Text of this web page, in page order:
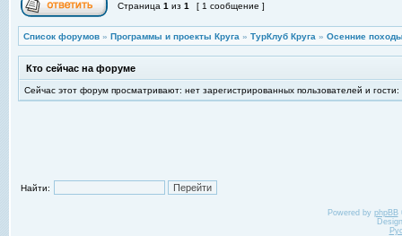
Страница 1 из 1 [ 1 сообщение ]
Список форумов » Программы и проекты Круга » ТурКлуб Круга » Осенние
Кто сейчас на форуме
Сейчас этот форум просматривают: нет зарегистрированных пользователей и гости:
Найти:
Powered by phpBB